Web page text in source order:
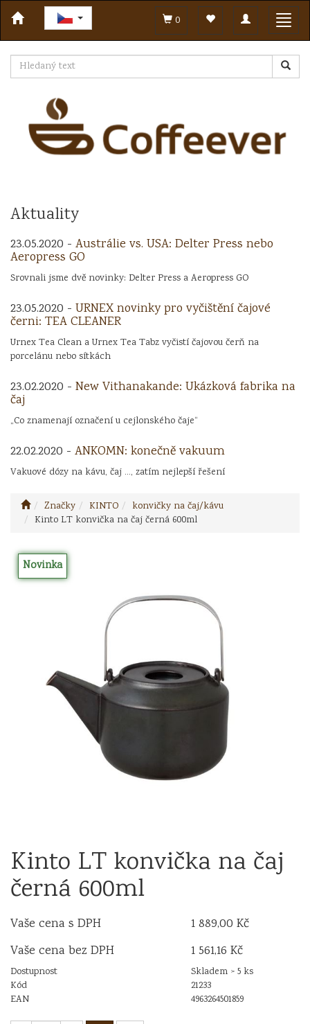
Toggle
navigation
0
Aktuality
23.05.2020 - Austrálie vs. USA: Delter Press nebo
Aeropress GO
Srovnali jsme dvě novinky: Delter Press a Aeropress GO
23.05.2020 - URNEX novinky pro vyčištění čajové
černi: TEA CLEANER
Urnex Tea Clean a Urnex Tea Tabz vyčistí čajovou čerň na
porcelánu nebo sítkách
23.02.2020 - New Vithanakande: Ukázková fabrika na
čaj
„Co znamenají označení u cejlonského čaje“
22.02.2020 - ANKOMN: konečně vakuum
Vakuové dózy na kávu, čaj ..., zatím nejlepší řešení
Značky KINTO
konvičky na čaj/kávu
Kinto LT konvička na čaj černá 600ml
Novinka
Kinto LT konvička na čaj
černá 600ml
Vaše cena s DPH
1 889,00 Kč
Vaše cena bez DPH
1 561,16 Kč
Dostupnost
Skladem > 5 ks
Kód
21233
EAN
4963264501859